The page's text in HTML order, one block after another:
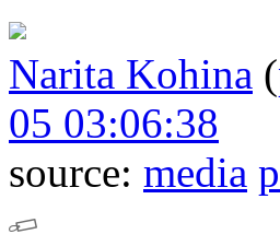
Narita Kohina (
05 03:06:38
source: media